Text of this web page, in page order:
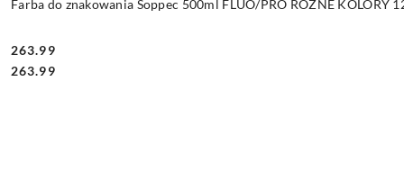
Farba do znakowania Soppec 500ml FLUO/PRO RÓŻNE KOLORY
Cena:
263.99
Cena:
263.99